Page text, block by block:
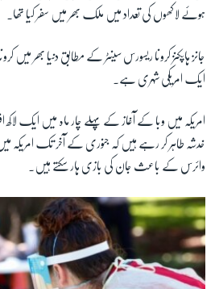
زبان
ہوئے لاکھوں کی تعداد میں ملک بھر میں سفر کیا تھا۔
جانز ہاپکنز کرونا ریسورس سینٹر کے مطابق دنیا بھر میں
ایک امریکی شہری ہے۔
امریکہ میں وبا کے آغاز کے پہلے چار ماہ میں ایک
خدشہ طاہر کر رہے ہیں کہ جنوری کے آخر تک امریکہ
وائرس کے باعث جان کی بازی ہار سکتے ہیں۔